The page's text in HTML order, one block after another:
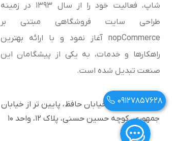
شاپ، فعالیت خود را از سال 1393 در زمینه
طراحی سایت فروشگاهی مبتنی بر
nopCommerce آغاز نمود و با ارائه بهترین
راهکارها و خدمات، به یکی از پیشگامان این
صنعت تبدیل شده است.
آدرس: تهران، خیابان حافظ، پایین تر از خیابان
جمهوری، کوچه حسین حسنی، پلاک ۱۲، واحد ۱۰
09127857628